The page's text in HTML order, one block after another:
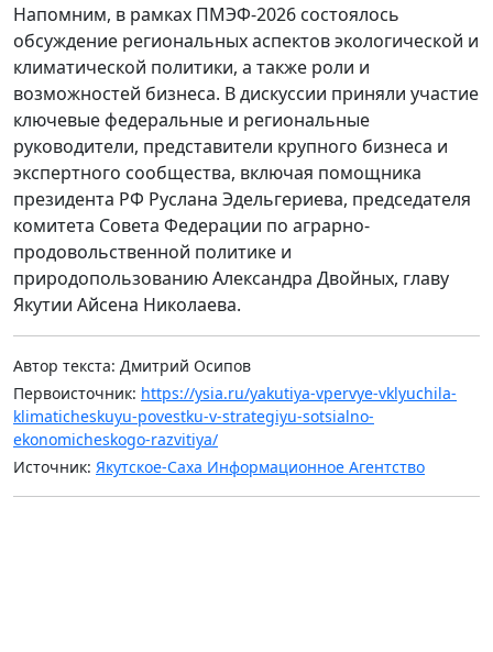
Напомним, в рамках ПМЭФ‑2026 состоялось
обсуждение региональных аспектов экологической и
климатической политики, а также роли и
возможностей бизнеса. В дискуссии приняли участие
ключевые федеральные и региональные
руководители, представители крупного бизнеса и
экспертного сообщества, включая помощника
президента РФ Руслана Эдельгериева, председателя
комитета Совета Федерации по аграрно-
продовольственной политике и
природопользованиюАлександра Двойных, главу
Якутии Айсена Николаева.
Автор текста: Дмитрий Осипов
Первоисточник: https://ysia.ru/yakutiya-vpervye-vklyuchila-
klimaticheskuyu-povestku-v-strategiyu-sotsialno-
ekonomicheskogo-razvitiya/
Источник: Якутское-Саха Информационное Агентство